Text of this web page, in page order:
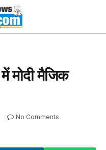
मोदी मैजिक
No Comments